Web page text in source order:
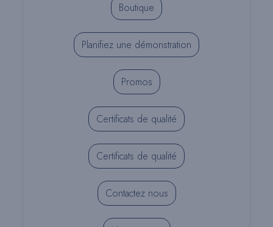
Boutique
Planifiez une démonstration
Promos
Certificats de qualité
Certificats de qualité
Contactez nous